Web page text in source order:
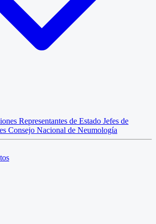
Representantes de Estado Jefes de
Consejo Nacional de Neumología